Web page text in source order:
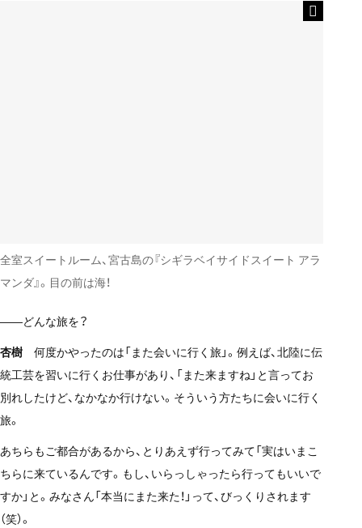
全室スイートルーム、宮古島の『シギラベイサイドスイート アラ
マンダ』。目の前は海！
——どんな旅を？
杏樹 何度かやったのは「また会いに行く旅」。例えば、北陸に伝
統工芸を習いに行くお仕事があり、「また来ますね」と言ってお
別れしたけど、なかなか行けない。そういう方たちに会いに行く
旅。
あちらもご都合があるから、とりあえず行ってみて「実はいまこ
ちらに来ているんです。もし、いらっしゃったら行ってもいいで
すか」と。みなさん「本当にまた来た！」って、びっくりされます
（笑）。